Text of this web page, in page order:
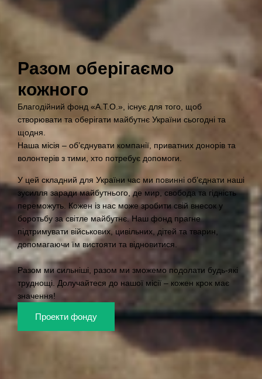
Разом оберігаємо
кожного
Благодійний фонд «А.Т.О.», існує для того, щоб
створювати та оберігати майбутнє України сьогодні та
щодня.
Наша місія – об’єднувати компанії, приватних донорів та
волонтерів з тими, хто потребує допомоги.
У цей складний для України час ми повинні об’єднати наші
зусилля заради майбутнього, де мир, свобода та гідність
переможуть. Кожен із нас може зробити свій внесок у
боротьбу за світле майбутнє. Наш фонд прагне
підтримувати військових, цивільних, дітей та тварин,
допомагаючи їм вистояти та відновитися.
Разом ми сильніші, разом ми зможемо подолати будь-які
труднощі. Долучайтеся до нашої місії – кожен крок має
значення!
Проекти фонду